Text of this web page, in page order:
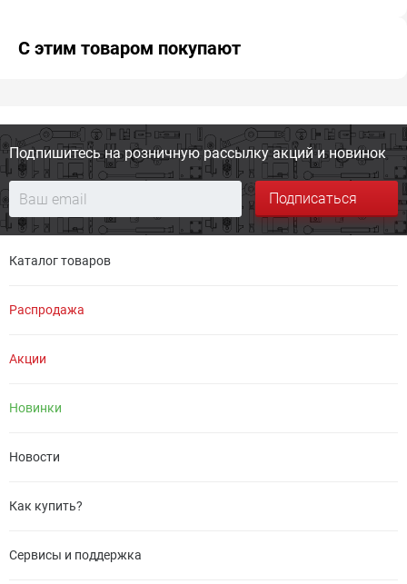
С этим товаром покупают
Подпишитесь на розничную рассылку акций и новинок
Подписаться
Каталог товаров
Распродажа
Акции
Новинки
Новости
Как купить?
Сервисы и поддержка